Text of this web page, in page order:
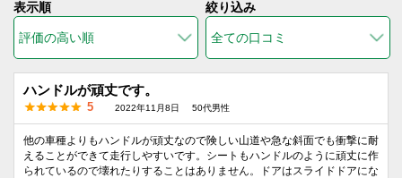
表示順 絞り込み
ハンドルが頑丈です。
5 2022年11月8日 50代男性
他の車種よりもハンドルが頑丈なので険しい山道や急な斜面でも衝撃に耐
えることができて走行しやすいです。シートもハンドルのように頑丈に作
られているので壊れたりすることはありません。ドアはスライドドアにな